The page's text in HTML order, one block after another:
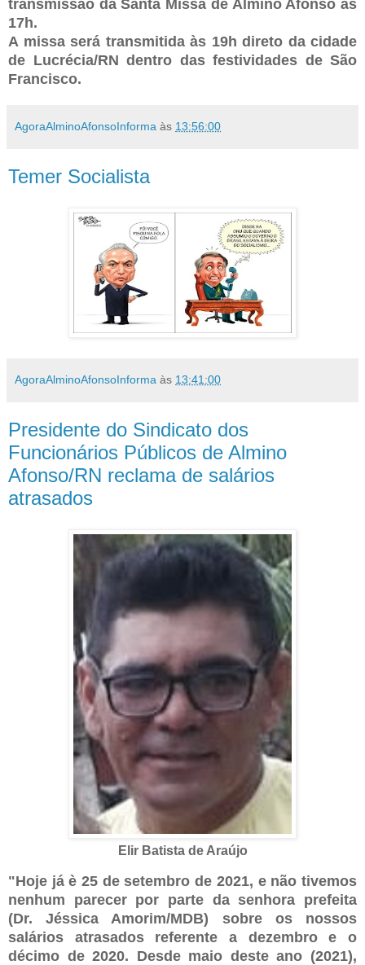
transmissão da Santa Missa de Almino Afonso às
17h.
A missa será transmitida às 19h direto da cidade
de Lucrécia/RN dentro das festividades de São
Francisco.
AgoraAlminoAfonsoInforma às 13:56:00
Temer Socialista
AgoraAlminoAfonsoInforma às 13:41:00
Presidente do Sindicato dos
Funcionários Públicos de Almino
Afonso/RN reclama de salários
atrasados
Elir Batista de Araújo
"Hoje já è 25 de setembro de 2021, e não tivemos
nenhum parecer por parte da senhora prefeita
(Dr. Jéssica Amorim/MDB) sobre os nossos
salários atrasados referente a dezembro e o
décimo de 2020. Desde maio deste ano (2021),